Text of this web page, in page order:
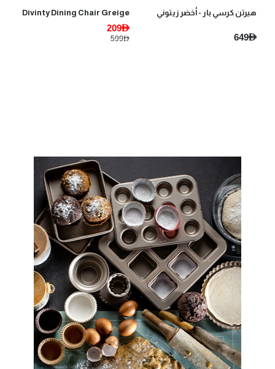
هيرتن كرسي بار - أخضر زيتوني
649AED
Divinty Dining Chair Greige
209AED
599AED